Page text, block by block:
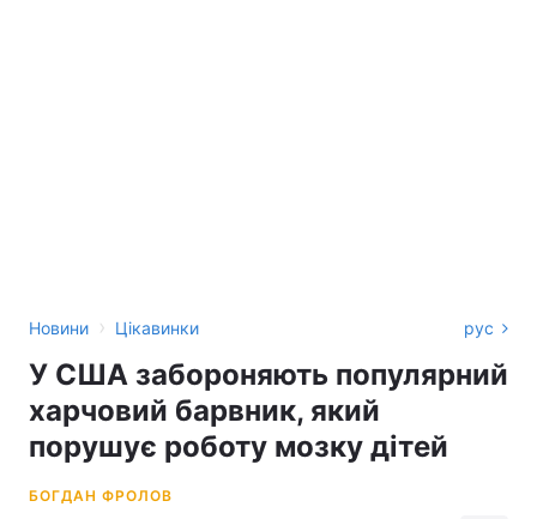
Новини › Цікавинки рус
У США забороняють популярний
харчовий барвник, який
порушує роботу мозку дітей
БОГДАН ФРОЛОВ